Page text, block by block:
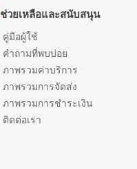
ช่วยเหลือและสนับสนุน
คู่มือผู้ใช้
คำถามที่พบบ่อย
ภาพรวมค่าบริการ
ภาพรวมการจัดส่ง
ภาพรวมการชำระเงิน
ติดต่อเรา